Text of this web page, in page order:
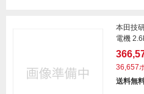
本田技
電機
36,657
送料無